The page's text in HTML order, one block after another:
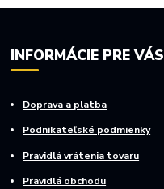
INFORMÁCIE PRE VÁS
Doprava a platba
Podnikateľské podmienky
Pravidlá vrátenia tovaru
Pravidlá obchodu